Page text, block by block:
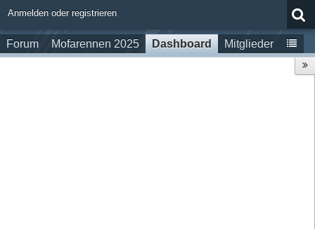
Anmelden oder registrieren
Forum Mofarennen 2025 Dashboard Mitglieder